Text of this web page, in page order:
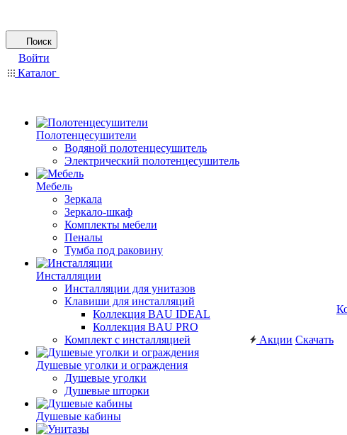
Поиск
Войти
Каталог
Полотенцесушители
Водяной полотенцесушитель
Электрический полотенцесушитель
Мебель
Зеркала
Зеркало-шкаф
Комплекты мебели
Пеналы
Тумба под раковину
Инсталляции
Инсталляции для унитазов
Клавиши для инсталляций
Коллекция BAU IDEAL
Коллекция BAU PRO
Комплект с инсталляцией
Душевые уголки и ограждения
Душевые уголки
Душевые шторки
Душевые кабины
Акции Скачать